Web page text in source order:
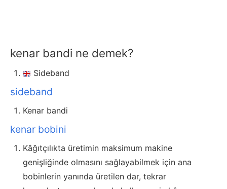
kenar bandi ne demek?
Sideband
sideband
Kenar bandi
kenar bobini
Kâğıtçılıkta üretimin maksimum makine
genişliğinde olmasını sağlayabilmek için ana
bobinlerin yanında üretilen dar, tekrar